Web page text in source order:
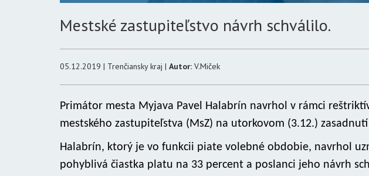
Mestské zastupiteľstvo návrh schválilo.
05.12.2019 | Trenčiansky kraj | Autor: V.Miček
Primátor mesta Myjava Pavel Halabrín navrhol v rámci
mestského zastupiteľstva (MsZ) na utorkovom (3.12.)
Halabrín, ktorý je vo funkcii piate volebné obdobie, navrhol
pohyblivá čiastka platu na 33 percent a poslanci jeho návrh